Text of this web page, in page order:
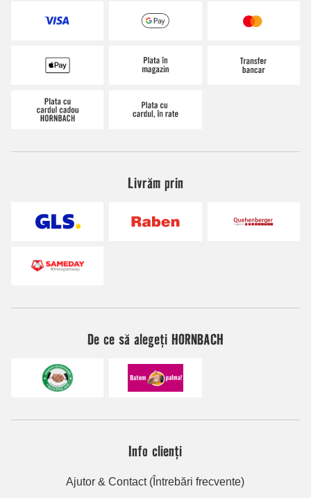
Livrăm prin
De ce să alegeți HORNBACH
Info clienți
Ajutor & Contact (Întrebări frecvente)